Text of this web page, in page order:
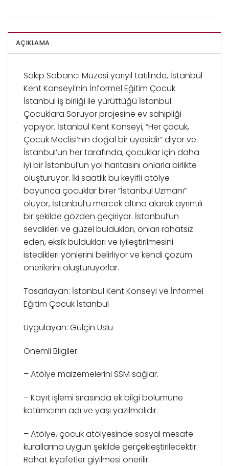
AÇIKLAMA
Sakıp Sabancı Müzesi yarıyıl tatilinde, İstanbul
Kent Konseyi’nin İnformel Eğitim Çocuk
İstanbul iş birliği ile yürüttüğü İstanbul
Çocuklara Soruyor projesine ev sahipliği
yapıyor. İstanbul Kent Konseyi, “Her çocuk,
Çocuk Meclisi’nin doğal bir üyesidir” diyor ve
İstanbul’un her tarafında, çocuklar için daha
iyi bir İstanbul’un yol haritasını onlarla birlikte
oluşturuyor. İki saatlik bu keyifli atölye
boyunca çocuklar birer “İstanbul Uzmanı”
oluyor, İstanbul’u mercek altına alarak ayrıntılı
bir şekilde gözden geçiriyor. İstanbul’un
sevdikleri ve güzel buldukları, onları rahatsız
eden, eksik buldukları ve iyileştirilmesini
istedikleri yönlerini belirliyor ve kendi çözüm
önerilerini oluşturuyorlar.
Tasarlayan: İstanbul Kent Konseyi ve İnformel
Eğitim Çocuk İstanbul
Uygulayan: Gülçin Uslu
Önemli Bilgiler:
– Atölye malzemelerini SSM sağlar.
– Kayıt işlemi sırasında ek bilgi bölümüne
katılımcının adı ve yaşı yazılmalıdır.
– Atölye, çocuk atölyesinde sosyal mesafe
kurallarına uygun şekilde gerçekleştirilecektir.
Rahat kıyafetler giyilmesi önerilir.